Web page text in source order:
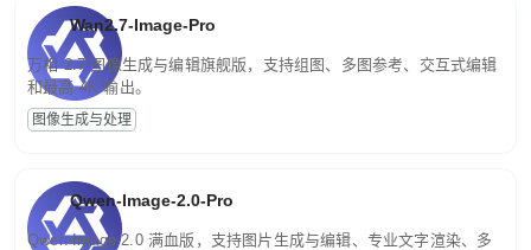
Wan2.7-Image-Pro
万相 2.7 图像生成与编辑旗舰版，支持组图、多图参考、交互式编辑
和最高 4K 输出。
图像生成与处理
Qwen-Image-2.0-Pro
Qwen-Image-2.0 满血版，支持图片生成与编辑、专业文字渲染、多